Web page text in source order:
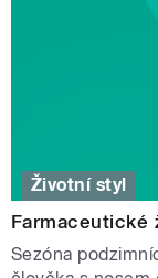
Životní styl
Farmaceutické
Sezóna